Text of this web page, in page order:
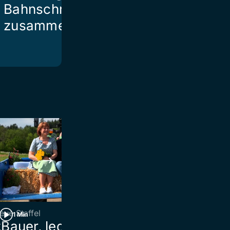
Bahnschranke
zusammen
1 Min
Staffel
ledig, sucht…»: